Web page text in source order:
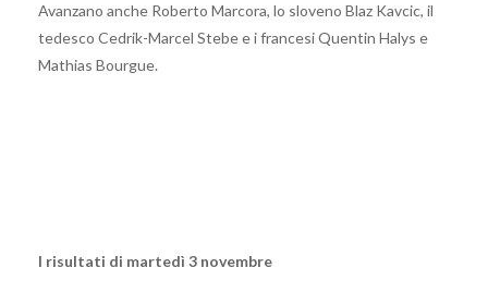
Avanzano anche Roberto Marcora, lo sloveno Blaz Kavcic, il
tedesco Cedrik-Marcel Stebe e i francesi Quentin Halys e
Mathias Bourgue.
I risultati di martedì 3 novembre